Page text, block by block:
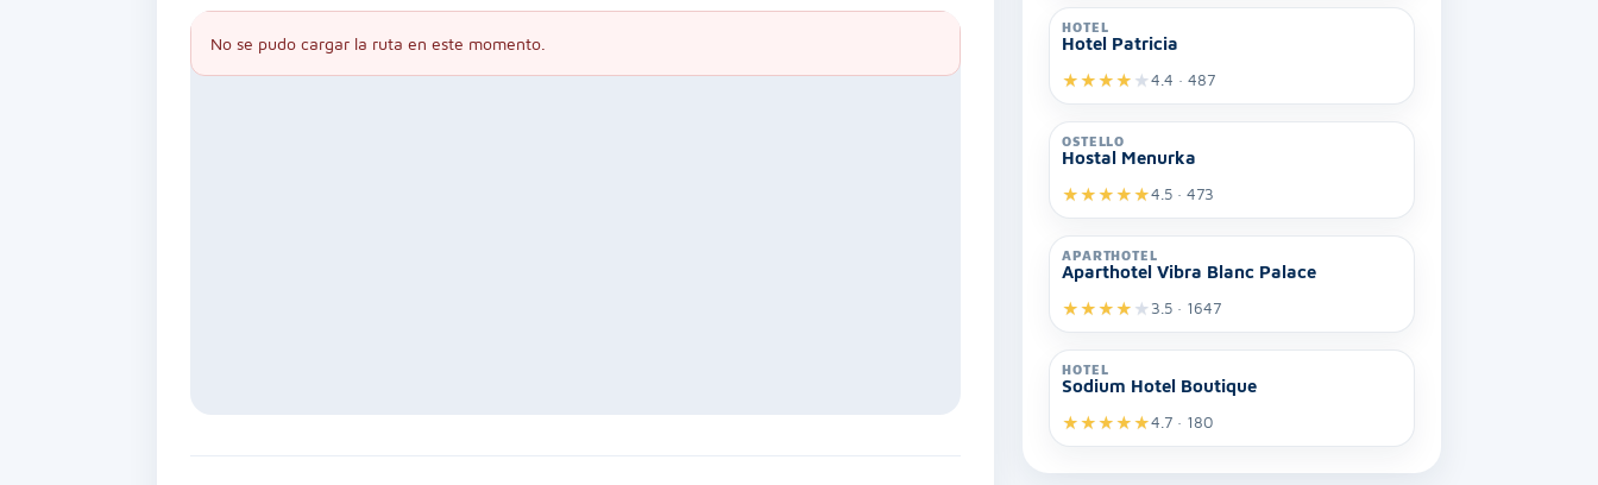
No se pudo cargar la ruta en este momento.
HOTEL
Hotel Patricia
★★★★ ★4.4 · 487
OSTELLO
Hostal Menurka
★★★★★4.5 · 473
APARTHOTEL
Aparthotel Vibra Blanc Palace
★★★★ ★ 3.5 · 1647
HOTEL
Sodium Hotel Boutique
★★★★★4.7 · 180